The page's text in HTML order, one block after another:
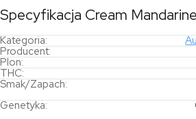
Specyfikacja Cream
Kategoria:
Producent:
Plon:
THC:
Smak/Zapach:
Genetyka: